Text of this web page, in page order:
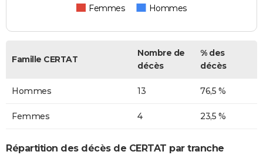
Femmes Hommes
Famille CERTAT
Nombre de
décès
% des
décès
Hommes 13 76,5 %
Femmes 4 23,5 %
Répartition des décès de CERTAT par tranche